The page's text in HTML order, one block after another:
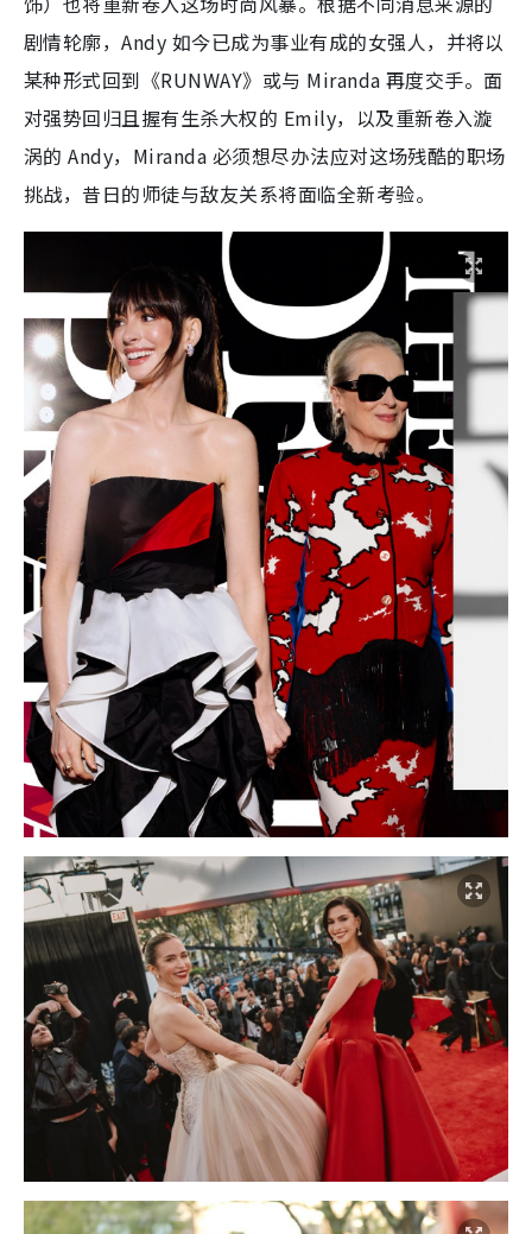
剧情轮廓，Andy 如今已成为事业有成的女强人，并将以
某种形式回到《RUNWAY》或与 Miranda 再度交手。面
对强势回归且握有生杀大权的 Emily，以及重新卷入漩
涡的 Andy，Miranda 必须想尽办法应对这场残酷的职场
挑战，昔日的师徒与敌友关系将面临全新考验。